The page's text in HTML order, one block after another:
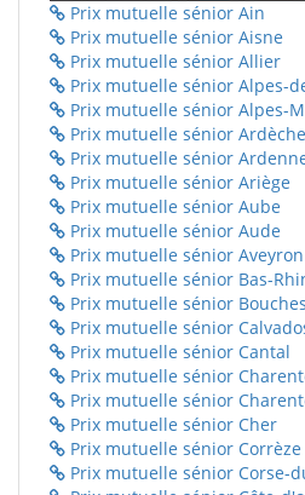
Prix mutuelle sénior Ain
Prix mutuelle sénior Aisne
Prix mutuelle sénior Allier
Prix mutuelle sénior Alpes-
Prix mutuelle sénior Alpes-
Prix mutuelle sénior Ardèche
Prix mutuelle sénior
Prix mutuelle sénior Ariège
Prix mutuelle sénior Aube
Prix mutuelle sénior Aude
Prix mutuelle sénior Aveyron
Prix mutuelle sénior Bas-
Prix mutuelle sénior
Prix mutuelle sénior
Prix mutuelle sénior Cantal
Prix mutuelle sénior
Prix mutuelle sénior
Prix mutuelle sénior Cher
Prix mutuelle sénior Corrèze
Prix mutuelle sénior Corse-